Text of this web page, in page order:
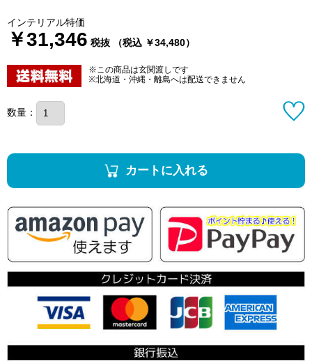
インテリアル特価
￥31,346 税抜 （税込 ￥34,480）
※この商品は玄関渡しです
※北海道・沖縄・離島へは配送できません
数量：
カートに入れる